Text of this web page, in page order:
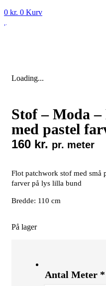
0 kr. 0 Kurv
Loading...
Stof – Moda
med pastel
160 kr. pr. meter
Flot patchwork stof med små
farver på lys lilla bund
Bredde: 110 cm
På lager
Antal Meter *